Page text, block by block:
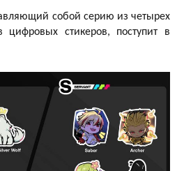
собой серию из четырех
цифровых стикеров, поступит в